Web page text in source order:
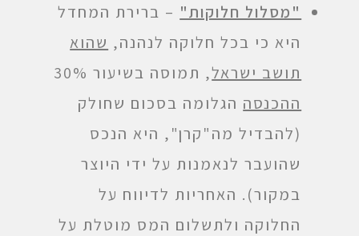
"מסלול חלוקות" – ברירת המחדל
היא כי בכל חלוקה לנהנה, שהוא
תושב ישראל, תמוסה בשיעור 30%
ההכנסה הגלומה בסכום שחולק
(להבדיל מה"קרן", היא הנכס
שהועבר לנאמנות על ידי היוצר
במקור). האחריות לדיווח על
החלוקה ולתשלום המס מוטלת על